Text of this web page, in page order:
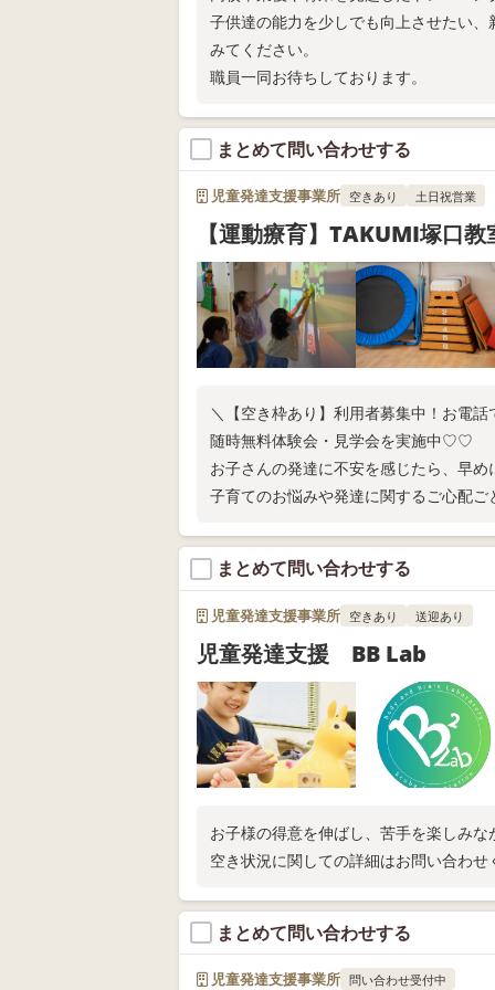
子供達の能力を少しでも向上させたい
みてください。
職員一同お待ちしております。
まとめて問い合わせする
児童発達支援事業所 空きあり 土日祝営業
【運動療育】TAKUMI塚口教
＼【空き枠あり】利用者募集中！お電
随時無料体験会・見学会を実施中♡♡
お子さんの発達に不安を感じたら、早
子育てのお悩みや発達に関するご心配
まとめて問い合わせする
児童発達支援事業所 空きあり 送迎あり
児童発達支援 BB Lab
お子様の得意を伸ばし、苦手を楽しみ
空き状況に関しての詳細はお問い合わ
まとめて問い合わせする
児童発達支援事業所 問い合わせ受付中